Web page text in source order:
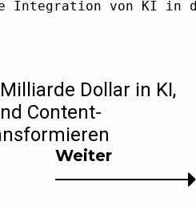
Weiter
Dollar in KI,
Content-